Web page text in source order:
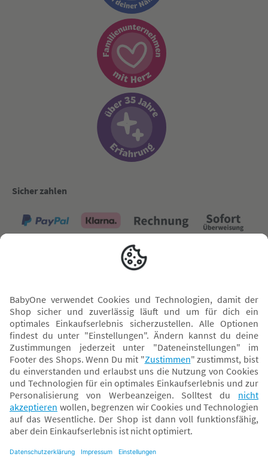
Sicher zahlen
* Alle Preise inkl. MwSt. und ggf. zzgl.Versandkosten. Der dargestellte Preis gilt -
abhängig von der von dir gewählten Option - im BabyOne-Onlineshop oder bei
Abholung in dem von dir gewählten BabyOne-Franchise-Betrieb. Der für den
Onlineshop geltende Preis stellt bei einem Verkauf durch unsere Franchise-
Nehmer eine unverbindliche Preisempfehlung dar. Der Verkaufspreis der
Franchise-Nehmer im Rahmen der Option „Reservieren und Abholen“ kann
Versandzeiten gelten nur bei Bezahlung mit einer der folgenden Zahlarten: